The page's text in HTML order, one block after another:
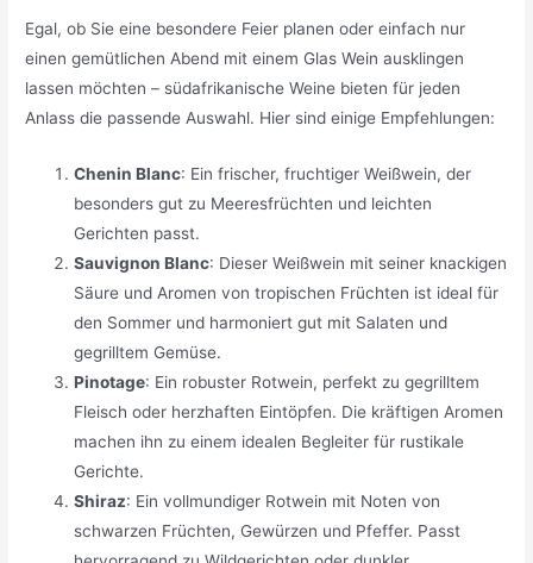
Egal, ob Sie eine besondere Feier planen oder einfach nur
einen gemütlichen Abend mit einem Glas Wein ausklingen
lassen möchten – südafrikanische Weine bieten für jeden
Anlass die passende Auswahl. Hier sind einige Empfehlungen:
Chenin Blanc: Ein frischer, fruchtiger Weißwein, der
besonders gut zu Meeresfrüchten und leichten
Gerichten passt.
Sauvignon Blanc: Dieser Weißwein mit seiner knackigen
Säure und Aromen von tropischen Früchten ist ideal für
den Sommer und harmoniert gut mit Salaten und
gegrilltem Gemüse.
Pinotage: Ein robuster Rotwein, perfekt zu gegrilltem
Fleisch oder herzhaften Eintöpfen. Die kräftigen Aromen
machen ihn zu einem idealen Begleiter für rustikale
Gerichte.
Shiraz: Ein vollmundiger Rotwein mit Noten von
schwarzen Früchten, Gewürzen und Pfeffer. Passt